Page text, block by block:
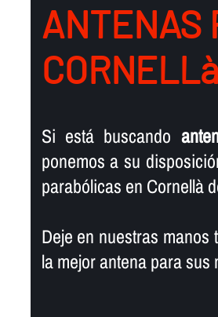
ANTENAS
Si está buscando
ponemos a su
parabólicas en Cornellà
Deje en nuestras
la mejor antena para sus